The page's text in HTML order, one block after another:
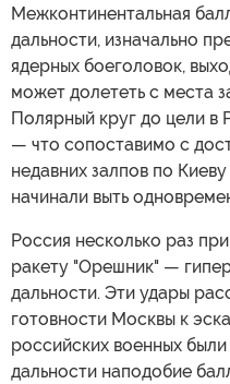
Межконтинентальная
дальности, изначально
ядерных боеголовок,
может долететь с места
Полярный круг до цели в
— что сопоставимо с
недавних залпов по
начинали выть
Россия несколько раз
ракету "Орешник" —
дальности. Эти удары
готовности Москвы к
российских военных
дальности наподобие